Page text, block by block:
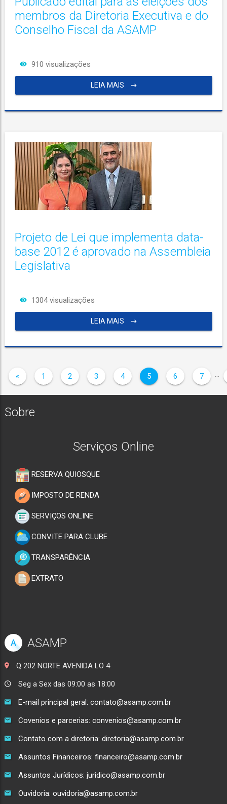
membros da Diretoria Executiva e do
Conselho Fiscal da ASAMP
910 visualizações
LEIA MAIS
Projeto de Lei que implementa data-
base 2012 é aprovado na Assembleia
Legislativa
1304 visualizações
LEIA MAIS
« 1 2 3 4 5 6 7 …
Sobre
Serviços Online
RESERVA QUIOSQUE
IMPOSTO DE RENDA
SERVIÇOS ONLINE
CONVITE PARA CLUBE
TRANSPARÊNCIA
EXTRATO
A ASAMP
Q 202 NORTE AVENIDA LO 4
Seg a Sex das 09:00 as 18:00
E-mail principal geral: contato@asamp.com.br
Covenios e parcerias: convenios@asamp.com.br
Contato com a diretoria: diretoria@asamp.com.br
Assuntos Financeiros: financeiro@asamp.com.br
Assuntos Jurídicos: juridico@asamp.com.br
Ouvidoria: ouvidoria@asamp.com.br